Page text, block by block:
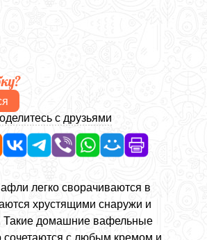
с друзьями
легко сворачиваются в
хрустящими снаружи и
Такие домашние вафельные
сочетаются с любым кремом и